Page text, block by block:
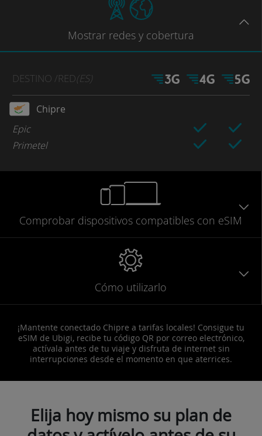
Mostrar redes y cobertura
DESTINO /RED(ES)
Chipre
Epic
Primetel
Comprobar dispositivos compatibles con eSIM
Cómo utilizarlo
¡Mantente conectado Chipre a tarifas locales! Consigue tu
eSIM de Ubigi, recibe tu código QR por correo electrónico,
actívala antes de tu viaje y disfruta de internet sin
interrupciones desde el momento en que aterrices.
Elija hoy mismo su plan de